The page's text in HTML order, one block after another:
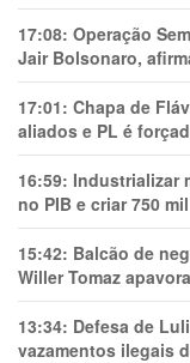
17:08: Operação
Jair Bolsonaro,
17:01: Chapa de
aliados e PL é
16:59: Industrializar
no PIB e criar 750
15:42: Balcão de
Willer Tomaz
13:34: Defesa de
vazamentos ilegais